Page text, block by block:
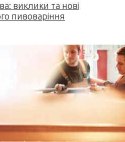
виклики та нові
пивоваріння